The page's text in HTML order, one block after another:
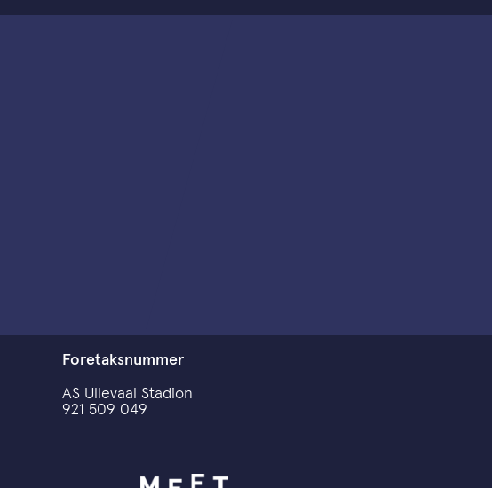
Foretaksnummer
AS Ullevaal Stadion
921 509 049